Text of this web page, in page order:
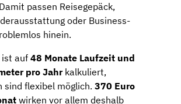
passen Reisegepäck,
oder Business-
hinein.
ist auf48 Monate Laufzeit und
pro Jahrkalkuliert,
sind flexibel möglich. 370 Euro
wirken vor allem deshalb